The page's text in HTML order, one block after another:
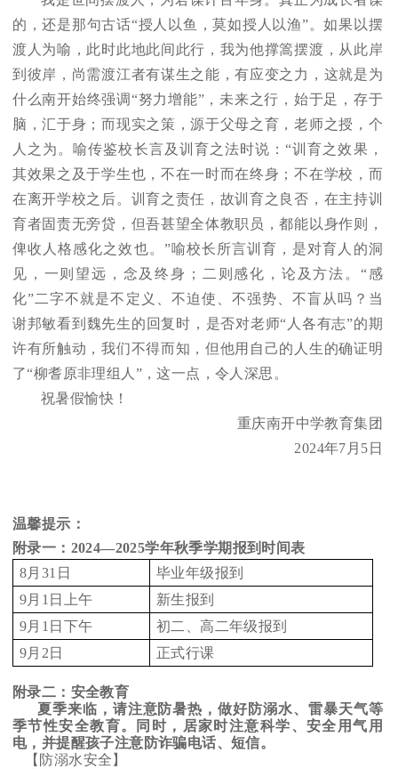
的，还是那句古话“授人以鱼，莫如授人以渔”。如果以摆
渡人为喻，此时此地此间此行，我为他撑篙摆渡，从此岸
到彼岸，尚需渡江者有谋生之能，有应变之力，这就是为
什么南开始终强调“努力增能”，未来之行，始于足，存于
脑，汇于身；而现实之策，源于父母之育，老师之授，个
人之为。喻传鉴校长言及训育之法时说：“训育之效果，
其效果之及于学生也，不在一时而在终身；不在学校，而
在离开学校之后。训育之责任，故训育之良否，在主持训
育者固责无旁贷，但吾甚望全体教职员，都能以身作则，
俾收人格感化之效也。”喻校长所言训育，是对育人的洞
见，一则望远，念及终身；二则感化，论及方法。“感
化”二字不就是不定义、不迫使、不强势、不盲从吗？当
谢邦敏看到魏先生的回复时，是否对老师“人各有志”的期
许有所触动，我们不得而知，但他用自己的人生的确证明
了“柳耆原非理组人”，这一点，令人深思。
祝暑假愉快！
重庆南开中学教育集团
2024年7月5日
温馨提示：
附录一：2024—2025学年秋季学期报到时间表
8月31日
毕业年级报到
9月1日上午
新生报到
9月1日下午
初二、高二年级报到
9月2日 正式行课
附录二：安全教育
夏季来临，请注意防暑热，做好防溺水、雷暴天气等
季节性安全教育。同时，居家时注意科学、安全用气用
电，并提醒孩子注意防诈骗电话、短信。
【防溺水安全】